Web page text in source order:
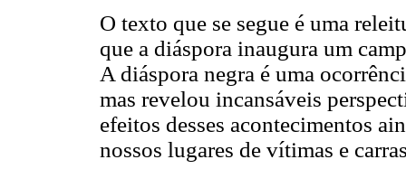
O texto que se segue é uma
que a diáspora inaugura um
A diáspora negra é uma
mas revelou incansáveis
efeitos desses acontecimentos
nossos lugares de vítimas e